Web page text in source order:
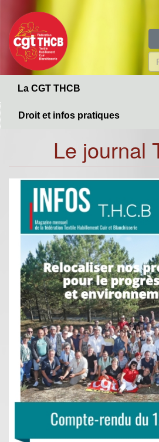
contenu
principal
La CGT THCB
Droit et infos pratiques
Le journal